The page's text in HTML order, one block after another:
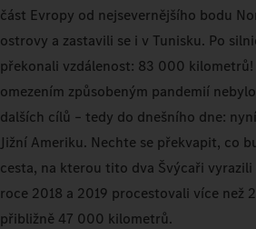
část Evropy od nejsevernějšího bodu
ostrovy a zastavili se i v Tunisku. Po
překonali vzdálenost: 83 000 kilometrů!
omezením způsobeným pandemií
dalších cílů – tedy do dnešního dne:
Jižní Ameriku. Nechte se překvapit, co
cesta, na kterou tito dva Švýcaři vyrazili
roce 2018 a 2019 procestovali více než
přibližně 47 000 kilometrů.